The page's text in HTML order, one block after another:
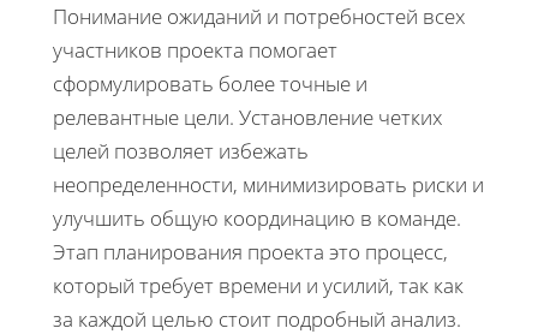
Понимание ожиданий и потребностей всех
участников проекта помогает
сформулировать более точные и
релевантные цели. Установление четких
целей позволяет избежать
неопределенности, минимизировать риски и
улучшить общую координацию в команде.
Этап планирования проекта это процесс,
который требует времени и усилий, так как
за каждой целью стоит подробный анализ.